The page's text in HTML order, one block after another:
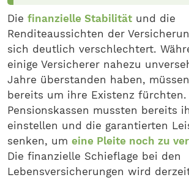
Die finanzielle Stabilität und die
Renditeaussichten der
sich deutlich verschlechtert.
einige Versicherer nahezu
Jahre überstanden haben,
bereits um ihre Existenz fürchten.
Pensionskassen mussten bereits
einstellen und die garantierten
senken, um eine Pleite noch zu
Die finanzielle Schieflage bei den
Lebensversicherungen wird